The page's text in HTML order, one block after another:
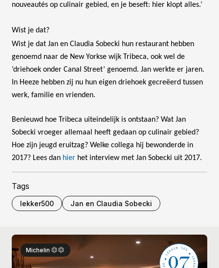
nouveautés op culinair gebied, en je beseft: hier klopt alles.’
Wist je dat?
Wist je dat Jan en Claudia Sobecki hun restaurant hebben
genoemd naar de New Yorkse wijk Tribeca, ook wel de
‘driehoek onder Canal Street’ genoemd. Jan werkte er jaren.
In Heeze hebben zij nu hun eigen driehoek gecreëerd tussen
werk, familie en vrienden.
Benieuwd hoe Tribeca uiteindelijk is ontstaan? Wat Jan
Sobecki vroeger allemaal heeft gedaan op culinair gebied?
Hoe zijn jeugd eruitzag? Welke collega hij bewonderde in
2017? Lees dan hier het interview met Jan Sobecki uit 2017.
Tags
lekker500 Jan en Claudia Sobecki
07
Michelin